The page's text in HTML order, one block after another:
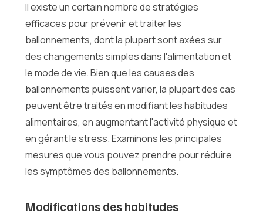
Il existe un certain nombre de stratégies
efficaces pour prévenir et traiter les
ballonnements, dont la plupart sont axées sur
des changements simples dans l'alimentation et
le mode de vie. Bien que les causes des
ballonnements puissent varier, la plupart des cas
peuvent être traités en modifiant les habitudes
alimentaires, en augmentant l'activité physique et
en gérant le stress. Examinons les principales
mesures que vous pouvez prendre pour réduire
les symptômes des ballonnements.
Modifications des habitudes